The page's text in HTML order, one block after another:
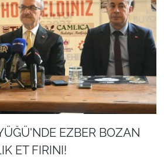
EZBER BOZAN
ET FIRINI!